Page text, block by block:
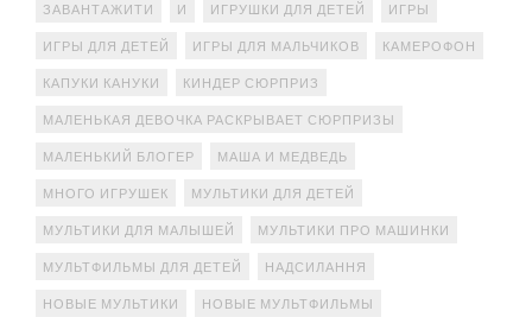
ЗАВАНТАЖИТИ И ИГРУШКИ ДЛЯ ДЕТЕЙ ИГРЫ
ИГРЫ ДЛЯ ДЕТЕЙ ИГРЫ ДЛЯ МАЛЬЧИКОВ КАМЕРОФОН
КАПУКИ КАНУКИ КИНДЕР СЮРПРИЗ
МАЛЕНЬКАЯ ДЕВОЧКА РАСКРЫВАЕТ СЮРПРИЗЫ
МАЛЕНЬКИЙ БЛОГЕР МАША И МЕДВЕДЬ
МНОГО ИГРУШЕК МУЛЬТИКИ ДЛЯ ДЕТЕЙ
МУЛЬТИКИ ДЛЯ МАЛЫШЕЙ МУЛЬТИКИ ПРО МАШИНКИ
МУЛЬТФИЛЬМЫ ДЛЯ ДЕТЕЙ НАДСИЛАННЯ
НОВЫЕ МУЛЬТИКИ НОВЫЕ МУЛЬТФИЛЬМЫ